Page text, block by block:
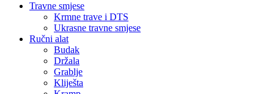
Travne smjese
Krmne trave i DTS
Ukrasne travne smjese
Ručni alat
Budak
Držala
Grablje
Kliješta